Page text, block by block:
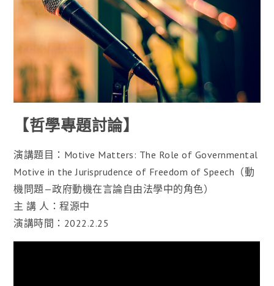
【哲學專題討論】
演講題目：Motive Matters: The Role of Governmental
Motive in the Jurisprudence of Freedom of Speech（動
機問題—政府動機在言論自由法學中的角色）
主 講 人：程源中
演講時間：2022.2.25